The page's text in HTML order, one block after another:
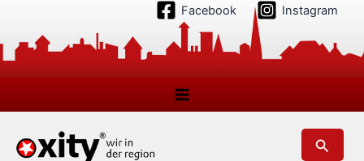
springen
Facebook Instagram
Suchen